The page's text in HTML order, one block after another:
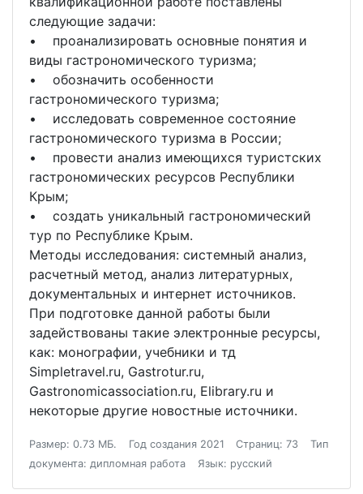
следующие задачи:
• проанализировать основные понятия и
виды гастрономического туризма;
• обозначить особенности
гастрономического туризма;
• исследовать современное состояние
гастрономического туризма в России;
• провести анализ имеющихся туристских
гастрономических ресурсов Республики
Крым;
• создать уникальный гастрономический
тур по Республике Крым.
Методы исследования: системный анализ,
расчетный метод, анализ литературных,
документальных и интернет источников.
При подготовке данной работы были
задействованы такие электронные ресурсы,
как: монографии, учебники и тд
Simpletravel.ru, Gastrotur.ru,
Gastronomicassociation.ru, Elibrary.ru и
некоторые другие новостные источники.
Размер: 0.73 МБ. Год создания 2021 Страниц: 73
Тип
документа: дипломная работа
Язык: русский